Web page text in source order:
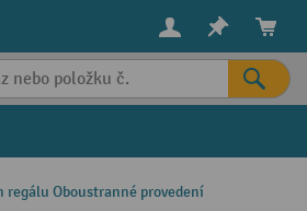
regálu Oboustranné provedení